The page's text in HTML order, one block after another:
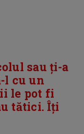
sau ți-a
l cu un
le pot fi
tătici. Îți